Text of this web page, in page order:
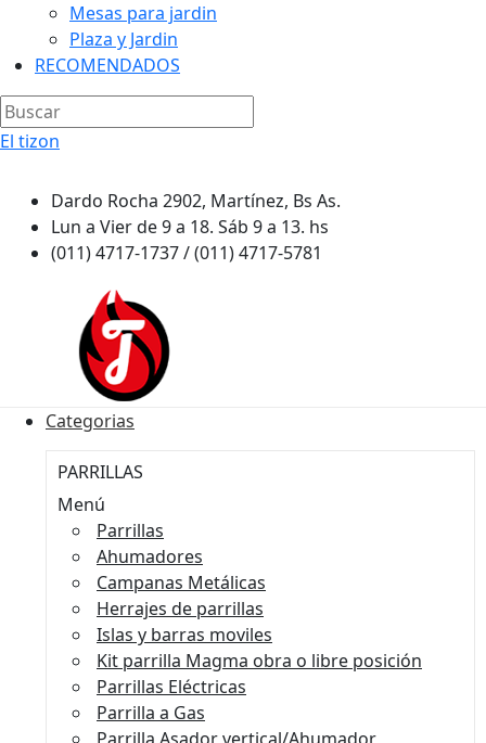
Mesas para jardin
Plaza y Jardin
RECOMENDADOS
El tizon
Dardo Rocha 2902, Martínez, Bs As.
Lun a Vier de 9 a 18. Sáb 9 a 13. hs
(011) 4717-1737 / (011) 4717-5781
Categorias
PARRILLAS
Menú
Parrillas
Ahumadores
Campanas Metálicas
Herrajes de parrillas
Islas y barras moviles
Kit parrilla Magma obra o libre posición
Parrillas Eléctricas
Parrilla a Gas